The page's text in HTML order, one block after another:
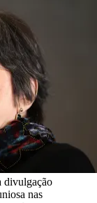
divulgação
nas